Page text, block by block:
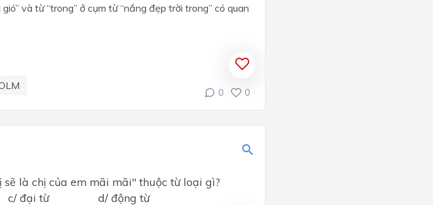
và từ “trong” ở cụm từ “nắng đẹp trời trong” có quan
0 0
sẽ là chị của em mãi mãi" thuộc từ loại gì?
đại từ d/ động từ